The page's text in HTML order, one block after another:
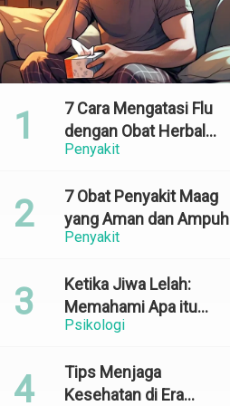
Penyakit
7 Cara Mengatasi Flu
dengan Obat Herbal
yang Ampuh dan
Penyakit
7 Obat Penyakit Maag
yang Aman dan Ampuh
Psikologi
Ketika Jiwa Lelah:
Memahami Apa itu
Emotional Exhaustion
Tips Menjaga
Kesehatan di Era